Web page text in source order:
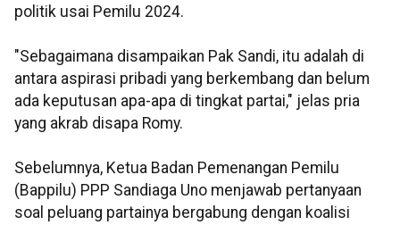
politik usai Pemilu 2024.
"Sebagaimana disampaikan Pak Sandi, itu adalah di
antara aspirasi pribadi yang berkembang dan belum
ada keputusan apa-apa di tingkat partai," jelas pria
yang akrab disapa Romy.
Sebelumnya, Ketua Badan Pemenangan Pemilu
(Bappilu) PPP Sandiaga Uno menjawab pertanyaan
soal peluang partainya bergabung dengan koalisi